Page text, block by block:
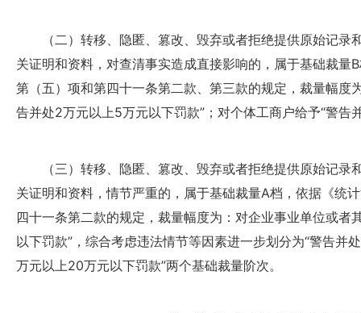
（二）转移、隐匿、篡改、毁弃或者拒绝提供原始记录
关证明和资料，对查清事实造成直接影响的，属于基础裁量
第（五）项和第四十一条第二款、第三款的规定，裁量幅度
告并处2万元以上5万元以下罚款”；对个体工商户给予“警告
（三）转移、隐匿、篡改、毁弃或者拒绝提供原始记录
关证明和资料，情节严重的，属于基础裁量A档，依据《统
四十一条第二款的规定，裁量幅度为：对企业事业单位或者
以下罚款”，综合考虑违法情节等因素进一步划分为“警告并
万元以上20万元以下罚款”两个基础裁量阶次。